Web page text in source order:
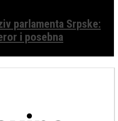
parlamenta Srpske:
i posebna